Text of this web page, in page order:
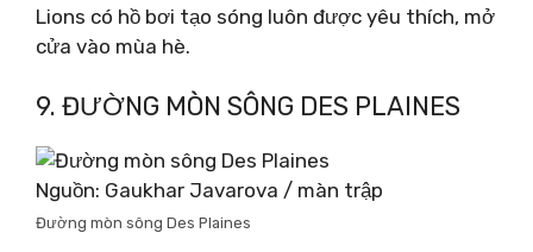
Lions có hồ bơi tạo sóng luôn được yêu thích, mở
cửa vào mùa hè.
9. ĐƯỜNG MÒN SÔNG DES PLAINES
Nguồn: Gaukhar Javarova / màn trập
Đường mòn sông Des Plaines